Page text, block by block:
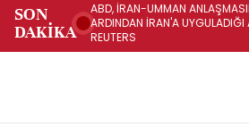
SON
DAKİKA
ABD, İRAN-UMMAN
ARDINDAN İRAN'A
REUTERS